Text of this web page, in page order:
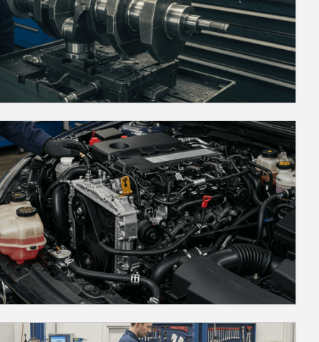
Se você perceber fumaça azulada, isso
indica que o óleo está sendo queimado
junto com o combustível, o que pode
ser resultado de problemas nas
vedações internas do motor. Já a
fumaça branca pode significar que há
entrada de água ou fluído na câmara
de combustão, enquanto a fumaça
preta é um indicativo de mistura rica
em combustível, comum em casos de
desgaste no sistema de injeção.3.
Perda de potênciaA perda de potência
é um dos sinais que o motor precisa de
retífica e que pode indicar desgaste de
componentes internos.A perda de
potência do motor é um dos sinais